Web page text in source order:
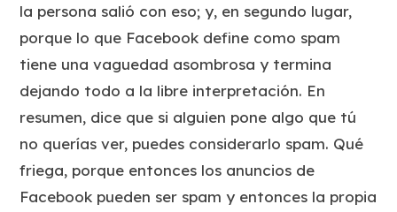
la persona salió con eso; y, en segundo lugar,
porque lo que Facebook define como spam
tiene una vaguedad asombrosa y termina
dejando todo a la libre interpretación. En
resumen, dice que si alguien pone algo que tú
no querías ver, puedes considerarlo spam. Qué
friega, porque entonces los anuncios de
Facebook pueden ser spam y entonces la propia